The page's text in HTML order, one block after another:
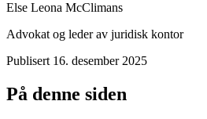
Else Leona McClimans
Advokat og leder av juridisk kontor
Publisert 16. desember 2025
På denne siden